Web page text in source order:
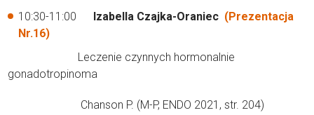
10:30-11:00 Izabella Czajka-Oraniec (Prezentacja
Nr.16)
Leczenie czynnych hormonalnie
gonadotropinoma
Chanson P. (M-P, ENDO 2021, str. 204)